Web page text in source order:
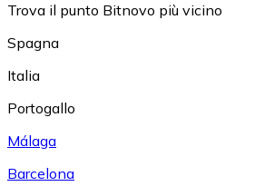
Trova il punto Bitnovo più vicino
Spagna
Italia
Portogallo
Málaga
Barcelona